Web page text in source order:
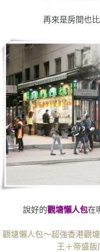
再來是房間也
說好的觀塘懶人包在
觀塘懶人包～超強香港觀
王＋帝盛飯